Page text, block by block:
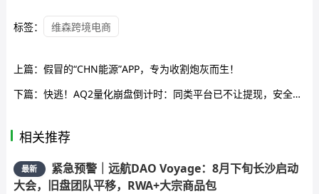
标签： 维森跨境电商
上篇： 假冒的“CHN能源”APP，专为收割炮灰而生！
下篇： 快逃！AQ2量化崩盘倒计时：同类平台已不让提现，安全评分1/100，自救就这几步
相关推荐
最新
紧急预警｜远航DAO Voyage：8月下旬长沙启动
大会，旧盘团队平移，RWA+大宗商品包